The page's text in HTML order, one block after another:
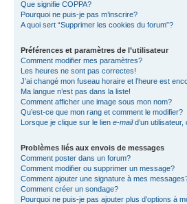
Que signifie COPPA?
Pourquoi ne puis-je pas m’inscrire?
A quoi sert “Supprimer les cookies du forum”?
Préférences et paramètres de l’utilisateur
Comment modifier mes paramètres?
Les heures ne sont pas correctes!
J’ai changé mon fuseau horaire et l’heure est
Ma langue n’est pas dans la liste!
Comment afficher une image sous mon nom?
Qu’est-ce que mon rang et comment le modifier?
Lorsque je clique sur le lien e-maild’un
Problèmes liés aux envois de messages
Comment poster dans un forum?
Comment modifier ou supprimer un message?
Comment ajouter une signature à mes
Comment créer un sondage?
Pourquoi ne puis-je pas ajouter plus d’options à